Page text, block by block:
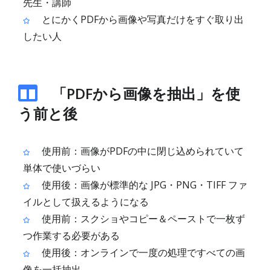
とにかくPDFから画像や写真だけをすぐ取り出
したい人
「PDFから画像を抽出」を使
う前と後
使用前：画像がPDFの中に閉じ込められていて
単体で使いづらい
使用後：画像が標準的な JPG・PNG・TIFF ファ
イルとして扱えるようになる
使用前：スクショやコピー＆ペーストで一枚ず
つ作業する必要がある
使用後：オンラインで一度の処理ですべての画